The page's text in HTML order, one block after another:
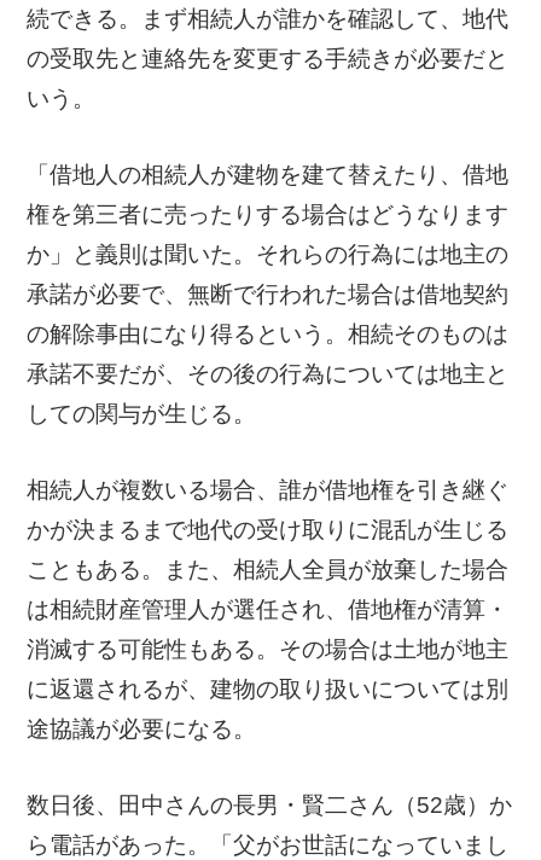
続できる。まず相続人が誰かを確認して、地代
の受取先と連絡先を変更する手続きが必要だと
いう。
「借地人の相続人が建物を建て替えたり、借地
権を第三者に売ったりする場合はどうなります
か」と義則は聞いた。それらの行為には地主の
承諾が必要で、無断で行われた場合は借地契約
の解除事由になり得るという。相続そのものは
承諾不要だが、その後の行為については地主と
しての関与が生じる。
相続人が複数いる場合、誰が借地権を引き継ぐ
かが決まるまで地代の受け取りに混乱が生じる
こともある。また、相続人全員が放棄した場合
は相続財産管理人が選任され、借地権が清算・
消滅する可能性もある。その場合は土地が地主
に返還されるが、建物の取り扱いについては別
途協議が必要になる。
数日後、田中さんの長男・賢二さん（52歳）か
ら電話があった。「父がお世話になっていまし